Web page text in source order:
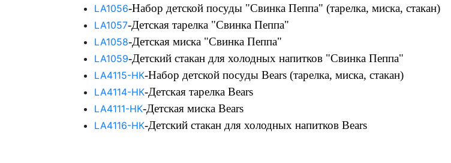
LA1056-Набор детской посуды "Свинка Пеппа" (тарелка, миска, стакан)
LA1057-Детская тарелка "Свинка Пеппа"
LA1058-Детская миска "Свинка Пеппа"
LA1059-Детский стакан для холодных напитков "Свинка Пеппа"
LA4115-НК-Набор детской посуды Bears (тарелка, миска, стакан)
LA4114-НК-Детская тарелка Bears
LA4111-НК-Детская миска Bears
LA4116-НК-Детский стакан для холодных напитков Bears